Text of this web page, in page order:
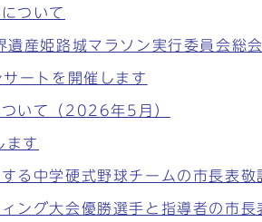
ついて
姫路城マラソン実行委員会総会
ートを開催します
いて（2026年5月）
ます
る中学硬式野球チームの市長表敬
ング大会優勝選手と指導者の市長